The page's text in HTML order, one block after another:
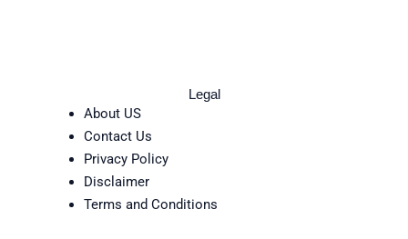
Legal
About US
Contact Us
Privacy Policy
Disclaimer
Terms and Conditions